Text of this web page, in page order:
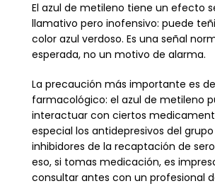
El azul de metileno tiene un efecto
llamativo pero inofensivo: puede
color azul verdoso. Es una señal
esperada, no un motivo de alarma.
La precaución más importante es
farmacológico: el azul de metileno
interactuar con ciertos
especial los antidepresivos del
inhibidores de la recaptación de
eso, si tomas medicación, es
consultar antes con un profesional